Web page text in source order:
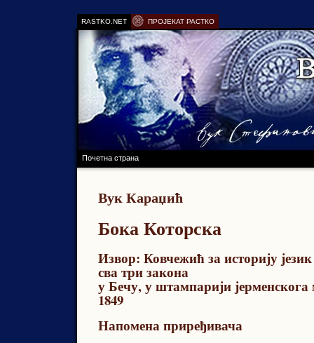
RASTKO.NET ПРОЈЕКАТ РАСТКО
Почетна страна
Вук Караџић
Бока Которска
Извор: Ковчежић за историју
сва три закона
у Бечу, у штампарији јерменскога
1849
Напомена приређивача